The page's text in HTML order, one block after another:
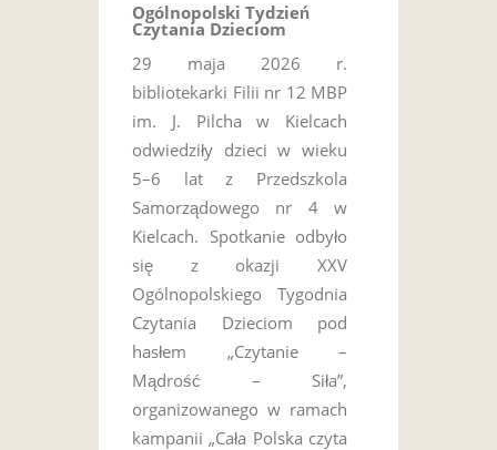
Ogólnopolski Tydzień
Czytania Dzieciom
29 maja 2026 r.
bibliotekarki Filii nr 12 MBP
im. J. Pilcha w Kielcach
odwiedziły dzieci w wieku
5–6 lat z Przedszkola
Samorządowego nr 4 w
Kielcach. Spotkanie odbyło
się z okazji XXV
Ogólnopolskiego Tygodnia
Czytania Dzieciom pod
hasłem „Czytanie –
Mądrość – Siła”,
organizowanego w ramach
kampanii „Cała Polska czyta